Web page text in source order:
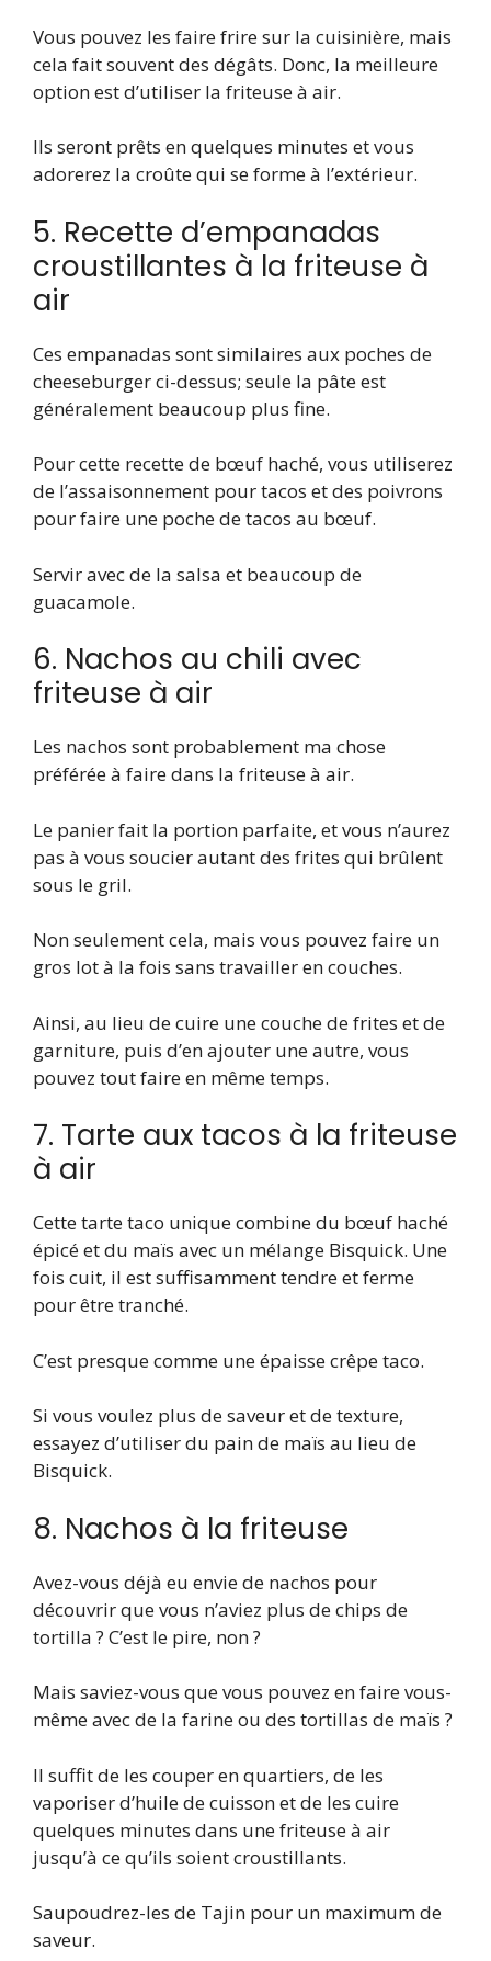
Vous pouvez les faire frire sur la cuisinière, mais
cela fait souvent des dégâts. Donc, la meilleure
option est d’utiliser la friteuse à air.
Ils seront prêts en quelques minutes et vous
adorerez la croûte qui se forme à l’extérieur.
5. Recette d’empanadas
croustillantes à la friteuse à
air
Ces empanadas sont similaires aux poches de
cheeseburger ci-dessus; seule la pâte est
généralement beaucoup plus fine.
Pour cette recette de bœuf haché, vous utiliserez
de l’assaisonnement pour tacos et des poivrons
pour faire une poche de tacos au bœuf.
Servir avec de la salsa et beaucoup de
guacamole.
6. Nachos au chili avec
friteuse à air
Les nachos sont probablement ma chose
préférée à faire dans la friteuse à air.
Le panier fait la portion parfaite, et vous n’aurez
pas à vous soucier autant des frites qui brûlent
sous le gril.
Non seulement cela, mais vous pouvez faire un
gros lot à la fois sans travailler en couches.
Ainsi, au lieu de cuire une couche de frites et de
garniture, puis d’en ajouter une autre, vous
pouvez tout faire en même temps.
7. Tarte aux tacos à la friteuse
à air
Cette tarte taco unique combine du bœuf haché
épicé et du maïs avec un mélange Bisquick. Une
fois cuit, il est suffisamment tendre et ferme
pour être tranché.
C’est presque comme une épaisse crêpe taco.
Si vous voulez plus de saveur et de texture,
essayez d’utiliser du pain de maïs au lieu de
Bisquick.
8. Nachos à la friteuse
Avez-vous déjà eu envie de nachos pour
découvrir que vous n’aviez plus de chips de
tortilla ? C’est le pire, non ?
Mais saviez-vous que vous pouvez en faire vous-
même avec de la farine ou des tortillas de maïs ?
Il suffit de les couper en quartiers, de les
vaporiser d’huile de cuisson et de les cuire
quelques minutes dans une friteuse à air
jusqu’à ce qu’ils soient croustillants.
Saupoudrez-les de Tajin pour un maximum de
saveur.